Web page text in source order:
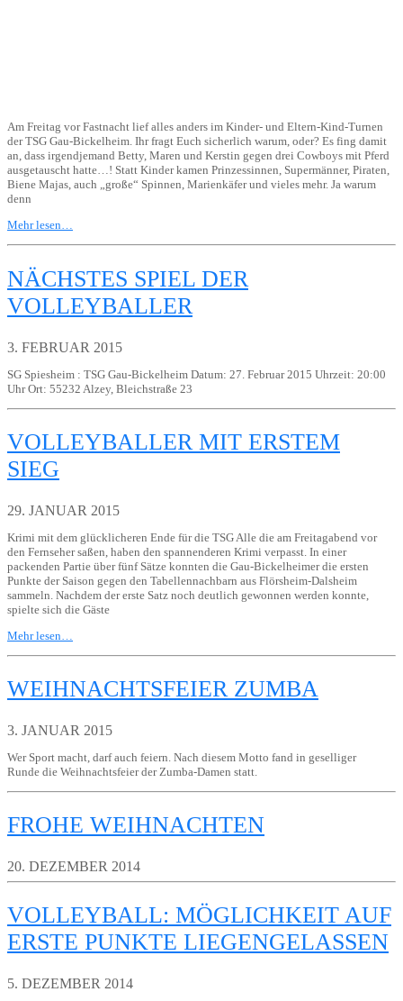
Am Freitag vor Fastnacht lief alles anders im Kinder- und Eltern-Kind-Turnen
der TSG Gau-Bickelheim. Ihr fragt Euch sicherlich warum, oder? Es fing damit
an, dass irgendjemand Betty, Maren und Kerstin gegen drei Cowboys mit Pferd
ausgetauscht hatte…! Statt Kinder kamen Prinzessinnen, Supermänner, Piraten,
Biene Majas, auch „große“ Spinnen, Marienkäfer und vieles mehr. Ja warum
denn
Mehr lesen…
NÄCHSTES SPIEL DER
VOLLEYBALLER
3. FEBRUAR 2015
SG Spiesheim : TSG Gau-Bickelheim Datum: 27. Februar 2015 Uhrzeit: 20:00
Uhr Ort: 55232 Alzey, Bleichstraße 23
VOLLEYBALLER MIT ERSTEM
SIEG
29. JANUAR 2015
Krimi mit dem glücklicheren Ende für die TSG Alle die am Freitagabend vor
den Fernseher saßen, haben den spannenderen Krimi verpasst. In einer
packenden Partie über fünf Sätze konnten die Gau-Bickelheimer die ersten
Punkte der Saison gegen den Tabellennachbarn aus Flörsheim-Dalsheim
sammeln. Nachdem der erste Satz noch deutlich gewonnen werden konnte,
spielte sich die Gäste
Mehr lesen…
WEIHNACHTSFEIER ZUMBA
3. JANUAR 2015
Wer Sport macht, darf auch feiern. Nach diesem Motto fand in geselliger
Runde die Weihnachtsfeier der Zumba-Damen statt.
FROHE WEIHNACHTEN
20. DEZEMBER 2014
VOLLEYBALL: MÖGLICHKEIT AUF
ERSTE PUNKTE LIEGENGELASSEN
5. DEZEMBER 2014